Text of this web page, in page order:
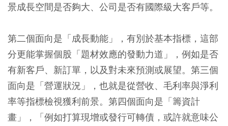
景成長空間是否夠大、公司是否有國際級大客戶等。
第二個面向是「成長動能」，有別於基本指標，這部
分更能掌握個股「題材效應的發動力道」，例如是否
有新客戶、新訂單，以及對未來預測或展望。第三個
面向是「營運狀況」，也就是從營收、毛利率與淨利
率等指標檢視獲利前景。第四個面向是「籌資計
畫」，「例如打算現增或發行可轉債，或許就意味公